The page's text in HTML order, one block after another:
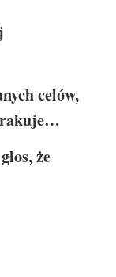
celów,
że